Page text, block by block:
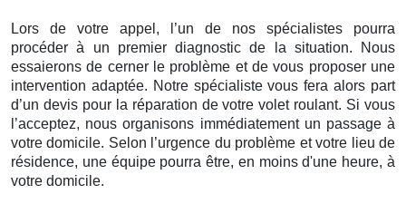
Lors de votre appel, l’un de nos spécialistes pourra
procéder à un premier diagnostic de la situation. Nous
essaierons de cerner le problème et de vous proposer une
intervention adaptée. Notre spécialiste vous fera alors part
d’un devis pour la réparation de votre volet roulant. Si vous
l’acceptez, nous organisons immédiatement un passage à
votre domicile. Selon l’urgence du problème et votre lieu de
résidence, une équipe pourra être, en moins d'une heure, à
votre domicile.